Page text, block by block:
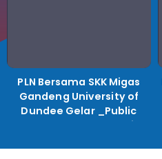
PLN Bersama SKK Migas
Gandeng University of
Dundee Gelar _Public
Lecture_, Kolaborasi